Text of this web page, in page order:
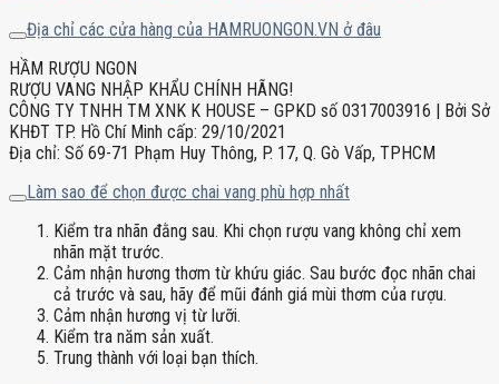
Địa chỉ các cửa hàng của HAMRUONGON.VN ở đâu
HẦM RƯỢU NGON
RƯỢU VANG NHẬP KHẨU CHÍNH HÃNG!
CÔNG TY TNHH TM XNK K HOUSE – GPKD số 0317003916 | Bởi Sở
KHĐT TP. Hồ Chí Minh cấp: 29/10/2021
Địa chỉ: Số 69-71 Phạm Huy Thông, P. 17, Q. Gò Vấp, TPHCM
Làm sao để chọn được chai vang phù hợp nhất
Kiểm tra nhãn đằng sau. Khi chọn rượu vang không chỉ xem
nhãn mặt trước.
Cảm nhận hương thơm từ khứu giác. Sau bước đọc nhãn chai
cả trước và sau, hãy để mũi đánh giá mùi thơm của rượu.
Cảm nhận hương vị từ lưỡi.
Kiểm tra năm sản xuất.
Trung thành với loại bạn thích.